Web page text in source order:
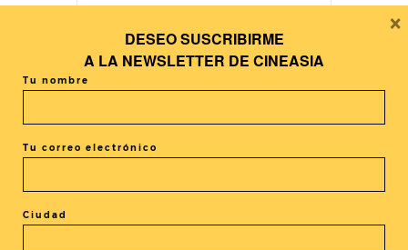
El evento está terminado.
DESEO SUSCRIBIRME
A LA NEWSLETTER DE CINEASIA
Tu nombre
Tu correo electrónico
Ciudad
×